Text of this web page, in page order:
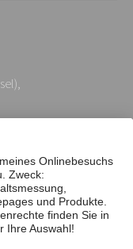
widerrufen